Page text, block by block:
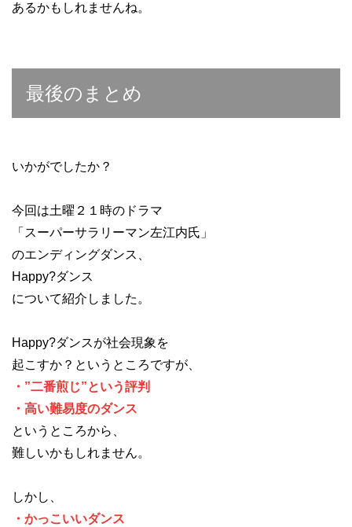
あるかもしれませんね。
最後のまとめ
いかがでしたか？
今回は土曜２１時のドラマ
「スーパーサラリーマン左江内氏」
のエンディングダンス、
Happy?ダンス
について紹介しました。
Happy?ダンスが社会現象を
起こすか？というところですが、
・”二番煎じ”という評判
・高い難易度のダンス
というところから、
難しいかもしれません。
しかし、
・かっこいいダンス